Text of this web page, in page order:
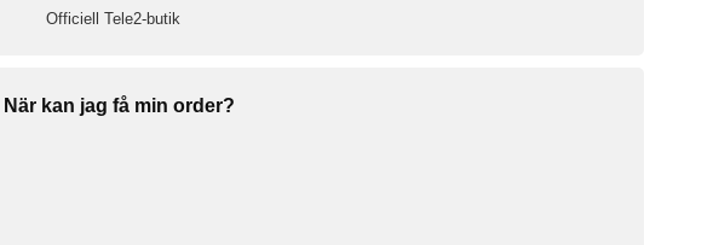
Officiell Tele2-butik
När kan jag få min order?